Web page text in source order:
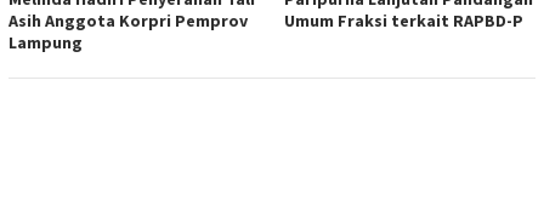
Asih Anggota Korpri Pemprov
Lampung
Umum Fraksi terkait RAPBD-P